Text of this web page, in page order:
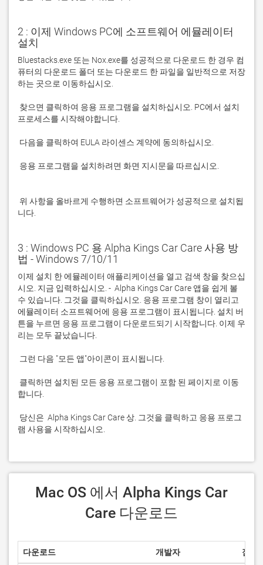
2 : 이제 Windows PC에 소프트웨어 에뮬레이터
설치
Bluestacks.exe 또는 Nox.exe를 성공적으로 다운로드 한 경우 컴
퓨터의 다운로드 폴더 또는 다운로드 한 파일을 일반적으로 저장
니다.
3 : Windows PC 용 Alpha Kings Car Care 사용 방
법 - Windows 7/10/11
이제 설치 한 에뮬레이터 애플리케이션을 열고 검색 창을 찾으십
시오. 지금 입력하십시오. -  Alpha Kings Car Care 앱을 쉽게 볼
수 있습니다. 그것을 클릭하십시오. 응용 프로그램 창이 열리고
에뮬레이터 소프트웨어에 응용 프로그램이 표시됩니다. 설치 버
튼을 누르면 응용 프로그램이 다운로드되기 시작합니다. 이제 우
램 사용을 시작하십시오.
Care 다운로드
다운로드 개발자 점수